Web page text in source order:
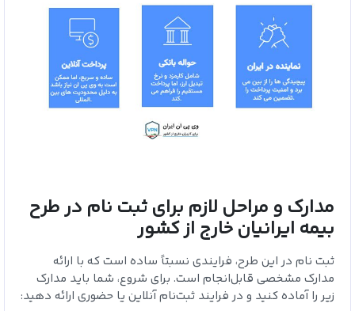
مدارک و مراحل لازم برای ثبت نام در طرح
بیمه ایرانیان خارج از کشور
ثبت نام در این طرح، فرایندی نسبتاً ساده است که با ارائه
مدارک مشخصی قابل‌انجام است. برای شروع، شما باید مدارک
زیر را آماده کنید و در فرایند ثبت‌نام آنلاین یا حضوری ارائه دهید: